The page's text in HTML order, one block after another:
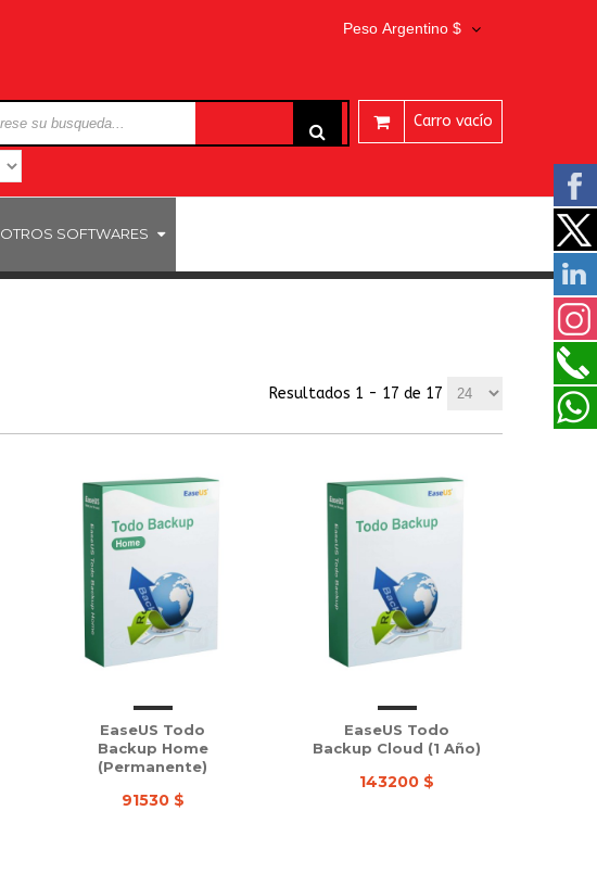
Peso Argentino $
Carro vacío
OTROS SOFTWARES
Resultados 1 - 17 de 17
EaseUS Todo
Backup Home
(Permanente)
91530 $
EaseUS Todo
Backup Cloud (1 Año)
143200 $